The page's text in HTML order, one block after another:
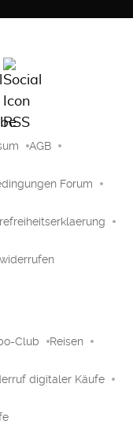
AGB
Forum
Club Reisen
digitaler Käufe